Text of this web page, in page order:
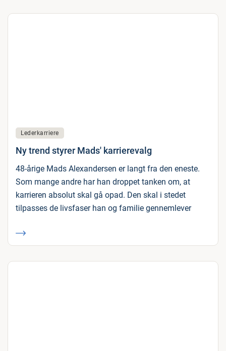
Lederkarriere
Ny trend styrer Mads' karrierevalg
48-årige Mads Alexandersen er langt fra den eneste.
Som mange andre har han droppet tanken om, at
karrieren absolut skal gå opad. Den skal i stedet
tilpasses de livsfaser han og familie gennemlever